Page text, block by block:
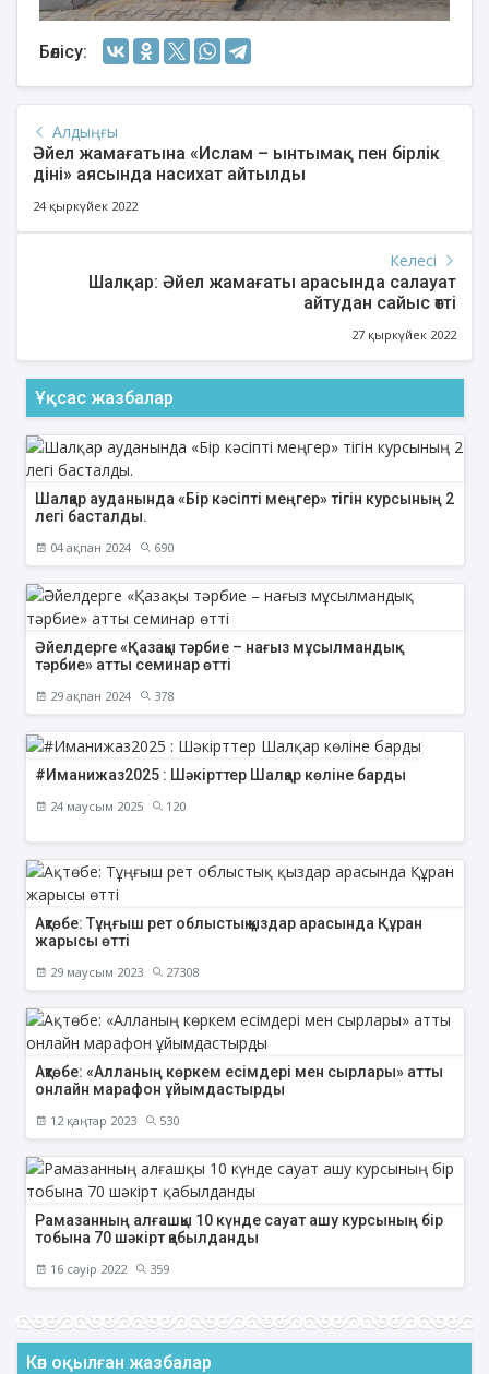
Бөлісу:
Алдыңғы
Әйел жамағатына «Ислам – ынтымақ пен бірлік
діні» аясында насихат айтылды
24 қыркүйек 2022
Келесі
Шалқар: Әйел жамағаты арасында салауат
айтудан сайыс өтті
27 қыркүйек 2022
Ұқсас жазбалар
Шалқар ауданында «Бір кәсіпті меңгер» тігін курсының 2
легі басталды.
04 ақпан 2024 690
Әйелдерге «Қазақы тәрбие – нағыз мұсылмандық
тәрбие» атты семинар өтті
29 ақпан 2024 378
#Иманижаз2025 : Шәкірттер Шалқар көліне барды
24 маусым 2025 120
Ақтөбе: Тұңғыш рет облыстық қыздар арасында Құран
жарысы өтті
29 маусым 2023 27308
Ақтөбе: «Алланың көркем есімдері мен сырлары» атты
онлайн марафон ұйымдастырды
12 қаңтар 2023 530
Рамазанның алғашқы 10 күнде сауат ашу курсының бір
тобына 70 шәкірт қабылданды
16 сәуір 2022 359
Көп оқылған жазбалар